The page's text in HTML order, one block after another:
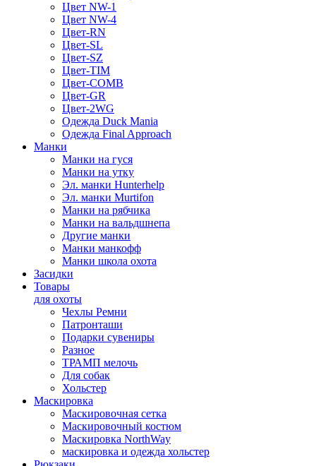
Цвет NW-1
Цвет NW-4
Цвет-RN
Цвет-SL
Цвет-SZ
Цвет-TIM
Цвет-COMB
Цвет-GR
Цвет-2WG
Одежда Duck Mania
Одежда Final Approach
Манки
Манки на гуся
Манки на утку
Эл. манки Hunterhelp
Эл. манки Murtifon
Манки на рябчика
Манки на вальдшнепа
Другие манки
Манки манкофф
Манки школа охота
Засидки
Товары
для охоты
Чехлы Ремни
Патронташи
Подарки сувениры
Разное
ТРАМП мелочь
Для собак
Хольстер
Маскировка
Маскировочная сетка
Маскировочный костюм
Маскировка NorthWay
маскировка и одежда хольстер